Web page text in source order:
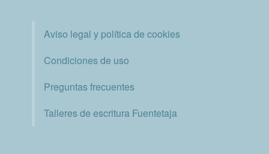
Aviso legal y política de cookies
Condiciones de uso
Preguntas frecuentes
Talleres de escritura Fuentetaja